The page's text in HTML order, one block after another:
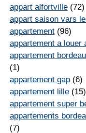
appart alfortville (72)
appart saison vars
appartement (96)
appartement a louer
appartement
(1)
appartement gap (6)
appartement lille (15)
appartement super
appartements
(7)